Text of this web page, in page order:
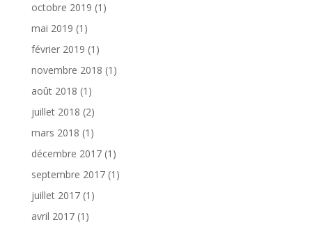
octobre 2019 (1)
mai 2019 (1)
février 2019 (1)
novembre 2018 (1)
août 2018 (1)
juillet 2018 (2)
mars 2018 (1)
décembre 2017(1)
septembre 2017(1)
juillet 2017(1)
avril 2017(1)